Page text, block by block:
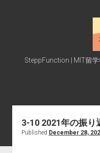
SteppFunction | MIT留
twitter
3-10 2021年の振り
Published December 28,